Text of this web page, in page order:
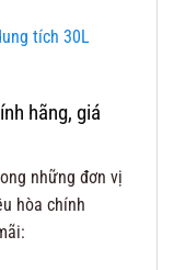
tích 30L
hãng, giá
những đơn vị
hòa chính